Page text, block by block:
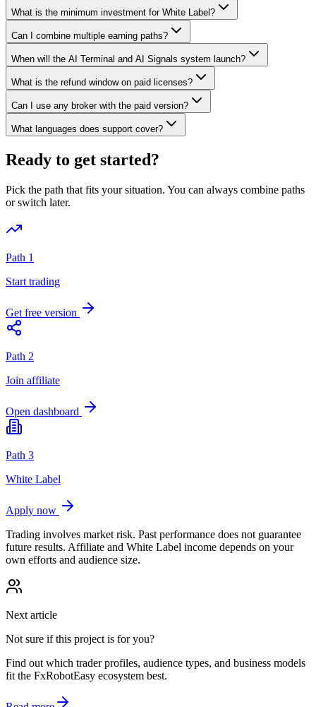
What is the minimum investment for White Label?
Can I combine multiple earning paths?
When will the AI Terminal and AI Signals system launch?
What is the refund window on paid licenses?
Can I use any broker with the paid version?
What languages does support cover?
Ready to get started?
Pick the path that fits your situation. You can always combine paths
or switch later.
Path 1
Start trading
Get free version
Path 2
Join affiliate
Open dashboard
Path 3
White Label
Apply now
Trading involves market risk. Past performance does not guarantee
future results. Affiliate and White Label income depends on your
own efforts and audience size.
Next article
Not sure if this project is for you?
Find out which trader profiles, audience types, and business models
fit the FxRobotEasy ecosystem best.